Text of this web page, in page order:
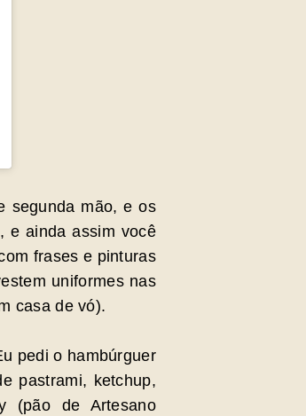
segunda mão, e os
e ainda assim você
frases e pinturas
uniformes nas
casa de vó).
pedi o hambúrguer
pastrami, ketchup,
(pão de Artesano